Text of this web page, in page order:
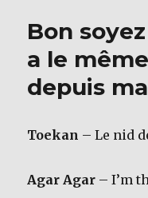
Bon
a le
depuis
Toekan – Le nid
Agar Agar – I’m